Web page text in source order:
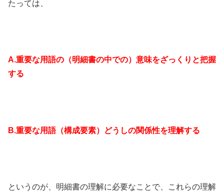
たっては、
A.重要な用語の（明細書の中での）意味をざっくりと把握
する
B.重要な用語（構成要素）どうしの関係性を理解する
というのが、明細書の理解に必要なことで、これらの理解